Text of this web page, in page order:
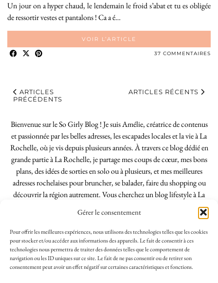
Gérer le consentement
Pour offrir les meilleures expériences, nous utilisons des technologies telles que les cookies
pour stocker et/ou accéder aux informations des appareils. Le fait de consentir à ces
technologies nous permettra de traiter des données telles que le comportement de
navigation ou les ID uniques sur ce site. Le fait de ne pas consentir ou de retirer son
consentement peut avoir un effet négatif sur certaines caractéristiques et fonctions.
Un jour on a hyper chaud, le lendemain le froid s’abat et tu es obligée
de ressortir vestes et pantalons ! Ca a é…
VOIR L’ARTICLE
37 COMMENTAIRES
ARTICLES
PRÉCÉDENTS
ARTICLES RÉCENTS
Bienvenue sur le So Girly Blog ! Je suis Amélie, créatrice de contenus
et passionnée par les belles adresses, les escapades locales et la vie à La
Rochelle, où je vis depuis plusieurs années. À travers ce blog dédié en
grande partie à La Rochelle, je partage mes coups de cœur, mes bons
plans, des idées de sorties en solo ou à plusieurs, et mes meilleures
adresses rochelaises pour bruncher, se balader, faire du shopping ou
découvrir la région autrement. Vous cherchez un blog lifestyle à La
Rochelle, tenu par une locale ? Vous êtes au bon endroit. Que vous
soyez Rochelais·e ou de passage dans notre belle ville, j’espère que mes
articles vous aideront à profiter de La Rochelle comme un·e vrai·e
initié·e. !